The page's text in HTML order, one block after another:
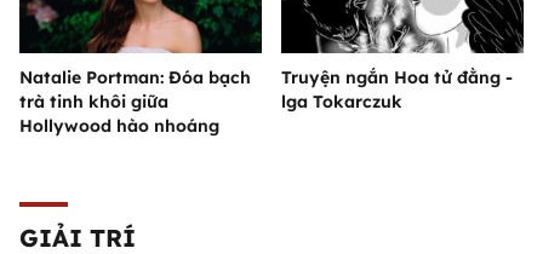
Natalie Portman: Đóa bạch
trà tinh khôi giữa
Hollywood hào nhoáng
Truyện ngắn Hoa tử đằng -
lga Tokarczuk
GIẢI TRÍ